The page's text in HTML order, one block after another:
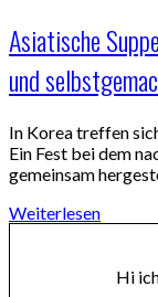
Asiatische
und
In Korea treffen
Ein Fest bei dem
gemeinsam
Weiterlesen
Hi